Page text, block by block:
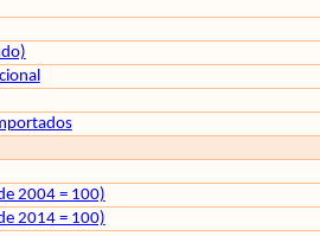
2004 = 100)
2014 = 100)